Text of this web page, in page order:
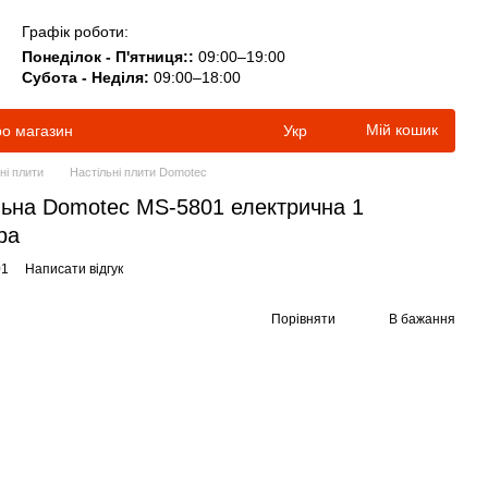
Графік роботи:
Понеділок - П'ятниця:: 09:00–19:00
Субота - Неділя: 09:00–18:00
магазин Укр Мій кошик
плити Настільні плити Domotec
Domotec MS-5801 електрична 1
Написати відгук
Порівняти В бажання